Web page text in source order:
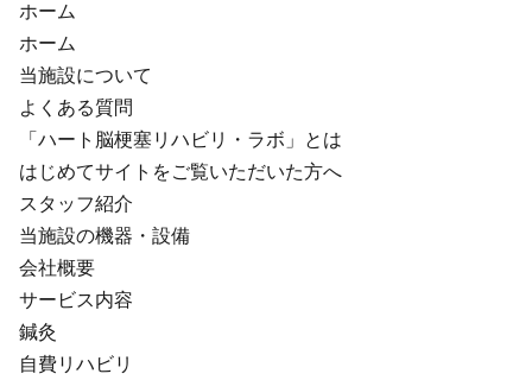
ブログ一覧
052-212-6889
ホーム
ホーム
当施設について
よくある質問
「ハート脳梗塞リハビリ・ラボ」とは
はじめてサイトをご覧いただいた方へ
スタッフ紹介
当施設の機器・設備
会社概要
サービス内容
鍼灸
自費リハビリ